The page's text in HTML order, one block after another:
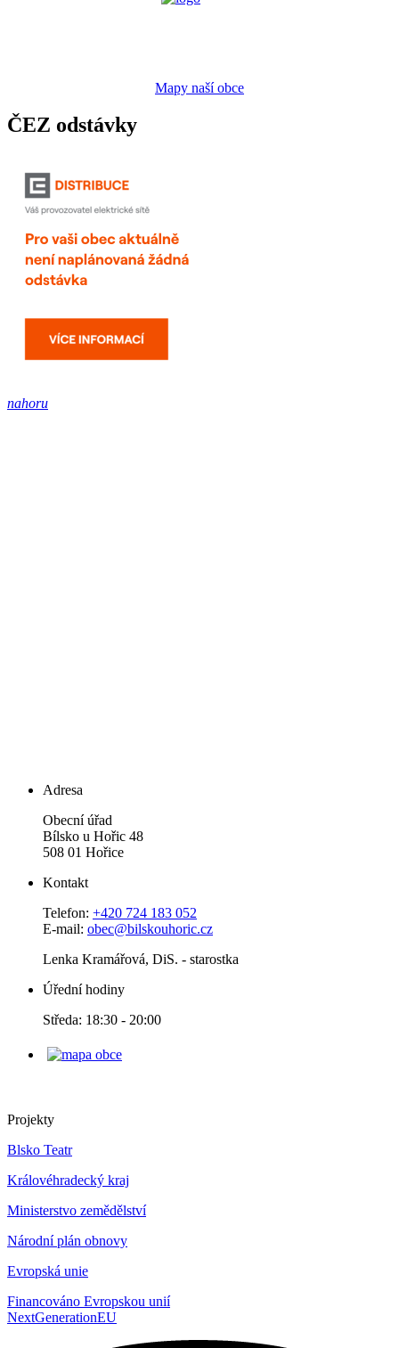
Mapy naší obce
ČEZ odstávky
nahoru
Adresa
Obecní úřad
Bílsko u Hořic 48
508 01 Hořice
Kontakt
Telefon: +420 724 183 052
E-mail: obec@bilskouhoric.cz
Lenka Kramářová, DiS. - starostka
Úřední hodiny
Středa: 18:30 - 20:00
Projekty
Blsko Teatr
Královéhradecký kraj
Ministerstvo zemědělství
Národní plán obnovy
Evropská unie
Financováno Evropskou unií
NextGenerationEU